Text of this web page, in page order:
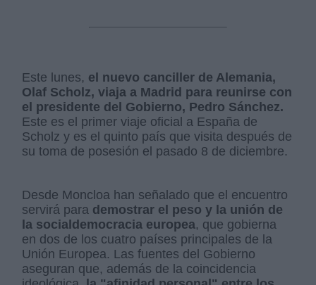
Este lunes, el nuevo canciller de Alemania,
Olaf Scholz, viaja a Madrid para reunirse con
el presidente del Gobierno, Pedro Sánchez.
Este es el primer viaje oficial a España de
Scholz y es el quinto país que visita después de
su toma de posesión el pasado 8 de diciembre.
Desde Moncloa han señalado que el encuentro
servirá para demostrar el peso y la unión de
la socialdemocracia europea, que gobierna
en dos de los cuatro países principales de la
Unión Europea. Las fuentes del Gobierno
aseguran que, además de la coincidencia